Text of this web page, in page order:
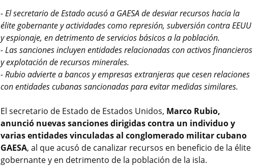
- El secretario de Estado acusó a GAESA de desviar recursos hacia la
élite gobernante y actividades como represión, subversión contra EEUU
y espionaje, en detrimento de servicios básicos a la población.
- Las sanciones incluyen entidades relacionadas con activos financieros
y explotación de recursos minerales.
- Rubio advierte a bancos y empresas extranjeras que cesen relaciones
con entidades cubanas sancionadas para evitar medidas similares.
El secretario de Estado de Estados Unidos, Marco Rubio,
anunció nuevas sanciones dirigidas contra un individuo y
varias entidades vinculadas al conglomerado militar cubano
GAESA, al que acusó de canalizar recursos en beneficio de la élite
gobernante y en detrimento de la población de la isla.